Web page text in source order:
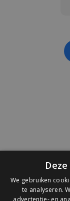
We gebruiken
te analyseren.
advertentie- en